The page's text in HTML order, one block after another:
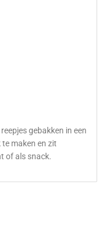
gebakken in een
maken en zit
of als snack.